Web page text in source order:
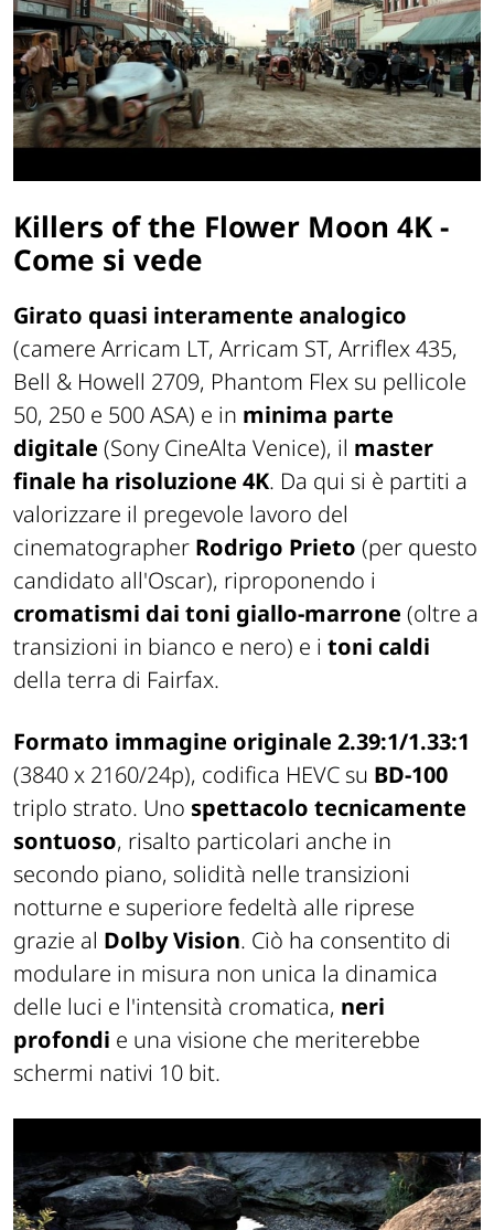
Killers of the Flower Moon 4K -
Come si vede
Girato quasi interamente analogico
(camere Arricam LT, Arricam ST, Arriflex 435,
Bell & Howell 2709, Phantom Flex su pellicole
50, 250 e 500 ASA) e in minima parte
digitale (Sony CineAlta Venice), il master
finale ha risoluzione 4K. Da qui si è partiti a
valorizzare il pregevole lavoro del
cinematographer Rodrigo Prieto (per questo
candidato all'Oscar), riproponendo i
cromatismi dai toni giallo-marrone (oltre a
transizioni in bianco e nero) e i toni caldi
della terra di Fairfax.
Formato immagine originale 2.39:1/1.33:1
(3840 x 2160/24p), codifica HEVC su BD-100
triplo strato. Uno spettacolo tecnicamente
sontuoso, risalto particolari anche in
secondo piano, solidità nelle transizioni
notturne e superiore fedeltà alle riprese
grazie al Dolby Vision. Ciò ha consentito di
modulare in misura non unica la dinamica
delle luci e l'intensità cromatica, neri
profondi e una visione che meriterebbe
schermi nativi 10 bit.